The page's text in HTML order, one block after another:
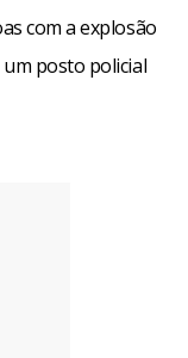
com a explosão
posto policial